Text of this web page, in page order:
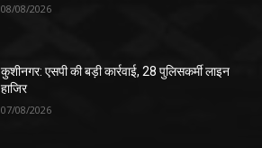
08/08/2026
कुशीनगर: एसपी की बड़ी कार्रवाई, 28 पुलिसकर्मी लाइन
हाजिर
07/08/2026